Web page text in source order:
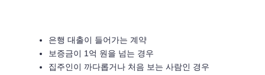
은행 대출이 들어가는 계약
보증금이 1억 원을 넘는 경우
집주인이 까다롭거나 처음 보는 사람인 경우